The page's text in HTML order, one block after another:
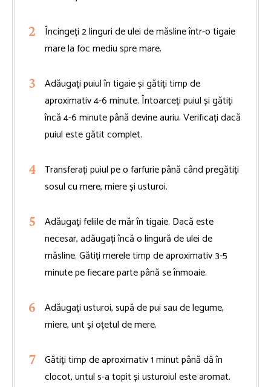
Încingeți 2 linguri de ulei de măsline într-o tigaie
mare la foc mediu spre mare.
Adăugați puiul în tigaie și gătiți timp de
aproximativ 4-6 minute. Întoarceți puiul și gătiți
încă 4-6 minute până devine auriu. Verificați dacă
puiul este gătit complet.
Transferați puiul pe o farfurie până când pregătiți
sosul cu mere, miere și usturoi.
Adăugați feliile de măr în tigaie. Dacă este
necesar, adăugați încă o lingură de ulei de
măsline. Gătiți merele timp de aproximativ 3-5
minute pe fiecare parte până se înmoaie.
Adăugați usturoi, supă de pui sau de legume,
miere, unt și oțetul de mere.
Gătiți timp de aproximativ 1 minut până dă în
clocot, untul s-a topit și usturoiul este aromat.